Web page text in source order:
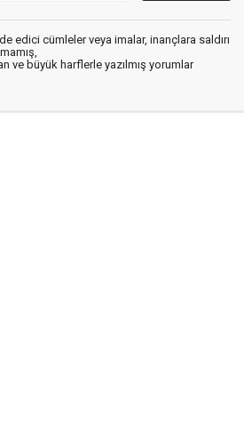
edici cümleler veya imalar, inançlara saldırı
ve büyük harflerle yazılmış yorumlar